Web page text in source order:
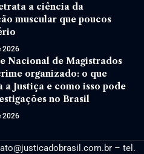
a ciência da
muscular que poucos
2026
Nacional de Magistrados
organizado: o que
a Justiça e como isso pode
no Brasil
2026
– tel.